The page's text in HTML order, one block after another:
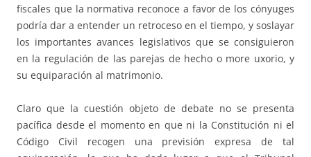
fiscales que la normativa reconoce a favor de los cónyuges
podría dar a entender un retroceso en el tiempo, y soslayar
los importantes avances legislativos que se consiguieron
en la regulación de las parejas de hecho o more uxorio, y
su equiparación al matrimonio.
Claro que la cuestión objeto de debate no se presenta
pacífica desde el momento en que ni la Constitución ni el
Código Civil recogen una previsión expresa de tal